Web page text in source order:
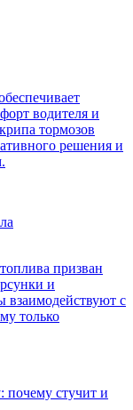
водителя и
тормозов
решения и
призван
и
с
только
почему стучит и